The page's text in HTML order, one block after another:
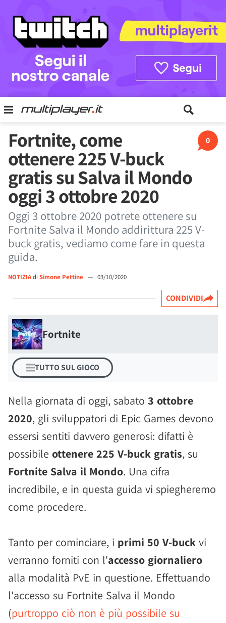
0
Fortnite, come
ottenere 225 V-buck
gratis su Salva il Mondo
oggi 3 ottobre 2020
Oggi 3 ottobre 2020 potrete ottenere su
Fortnite Salva il Mondo addirittura 225 V-
buck gratis, vediamo come fare in questa
guida.
NOTIZIAdi Simone Pettine — 03/10/2020
CONDIVIDI
Fortnite
TUTTO SUL GIOCO
Nella giornata di oggi, sabato 3 ottobre
2020, gli sviluppatori di Epic Games devono
essersi sentiti davvero generosi: difatti è
possibile ottenere 225 V-buck gratis, su
Fortnite Salva il Mondo. Una cifra
incredibile, e in questa guida vi spiegheremo
come procedere.
Tanto per cominciare, i primi 50 V-buck vi
verranno forniti con l'accesso giornaliero
alla modalità PvE in questione. Effettuando
l'accesso su Fortnite Salva il Mondo
(purtroppo ciò non è più possibile su